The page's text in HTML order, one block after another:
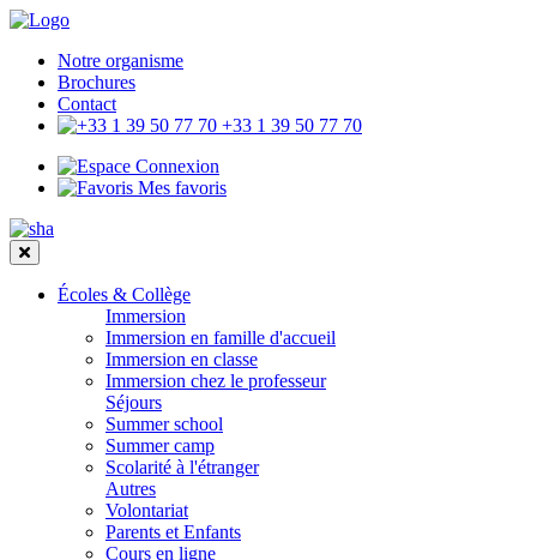
Notre organisme
Brochures
Contact
+33 1 39 50 77 70
Connexion
Mes favoris
Écoles & Collège
Immersion
Immersion en famille d'accueil
Immersion en classe
Immersion chez le professeur
Séjours
Summer school
Summer camp
Scolarité à l'étranger
Autres
Volontariat
Parents et Enfants
Cours en ligne